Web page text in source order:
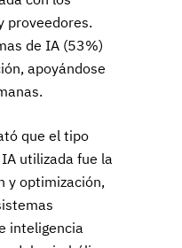
proveedores.
de IA (53%)
apoyándose
que el tipo
utilizada fue la
y optimización,
inteligencia